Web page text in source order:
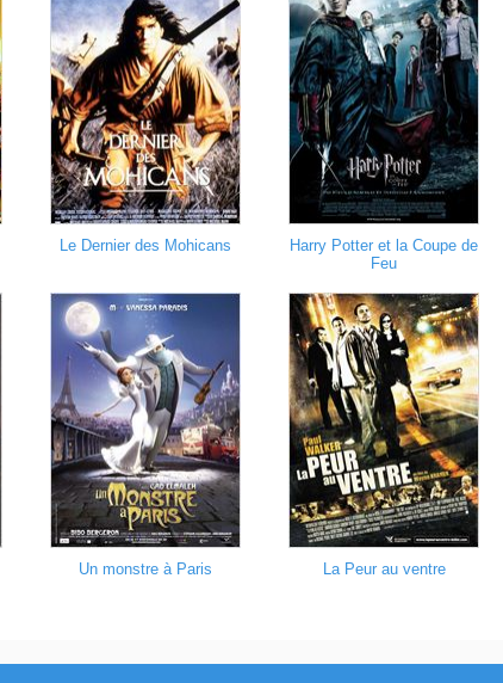
Le Dernier des Mohicans
Harry Potter et la Coupe de
Feu
Un monstre à Paris La Peur au ventre